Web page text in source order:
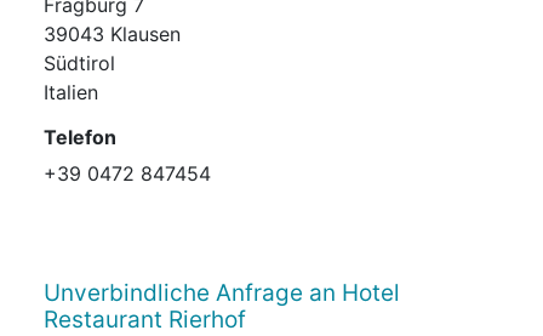
39043 Klausen
Südtirol
Italien
Telefon
+39 0472 847454
Unverbindliche Anfrage an Hotel
Restaurant Rierhof